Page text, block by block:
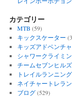
カテゴリー
MTB (59)
キックスケーター
キッズアドベンチ
シャワークライミ
チームセブンヒルズ
トレイルランニング
ネイチャートレラン
ブログ(529)